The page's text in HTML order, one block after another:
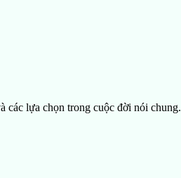
các lựa chọn trong cuộc đời nói chung.